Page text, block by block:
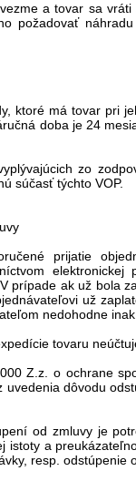
a tovar sa
požadovať
ktoré má tovar pri
doba je 24
zo
súčasť týchto VOP.
prijatie
prípade ak už bola
už
nedohodne inak.
tovaru
Z.z. o ochrane
dôvodu
od zmluvy je
istoty a
resp. odstúpenie